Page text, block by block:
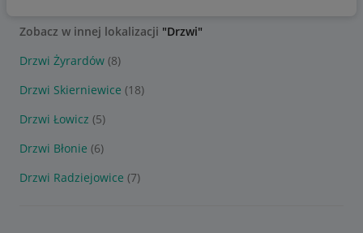
Zobacz w innej lokalizacji "Drzwi"
Drzwi Żyrardów (8)
Drzwi Skierniewice (18)
Drzwi Łowicz (5)
Drzwi Błonie (6)
Drzwi Radziejowice (7)